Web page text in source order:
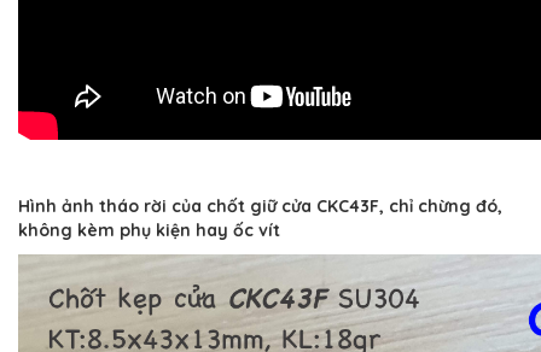
Hình ảnh tháo rời của chốt giữ cửa CKC43F, chỉ chừng đó,
không kèm phụ kiện hay ốc vít